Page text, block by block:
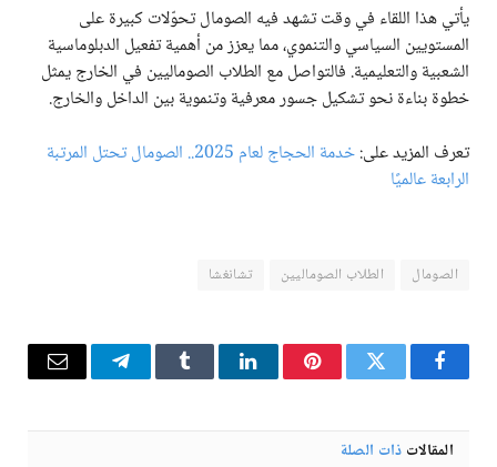
يأتي هذا اللقاء في وقت تشهد فيه الصومال تحوّلات كبيرة على
المستويين السياسي والتنموي، مما يعزز من أهمية تفعيل الدبلوماسية
الشعبية والتعليمية. فالتواصل مع الطلاب الصوماليين في الخارج يمثل
خطوة بناءة نحو تشكيل جسور معرفية وتنموية بين الداخل والخارج.
تعرف المزيد على:
خدمة الحجاج لعام 2025.. الصومال تحتل المرتبة
الرابعة عالميًا
الصومال الطلاب الصوماليين تشانغشا
فيسبوكتويتر بينتيريستلينكدإن Tumblr تيلقرام البريد
المقالات ذات الصلة